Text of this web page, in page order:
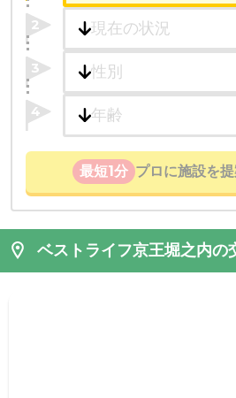
2
3
4
最短1分 プロに施設を
ベストライフ京王堀之内の